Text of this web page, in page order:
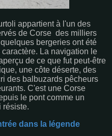
appartient à l'un des
de Corse des milliers
bergeries ont été
La navigation le
de ce que fut peut-être
une côte déserte, des
des balbuzards pêcheurs
C'est une Corse
le pont comme un
résiste.
dans la légende